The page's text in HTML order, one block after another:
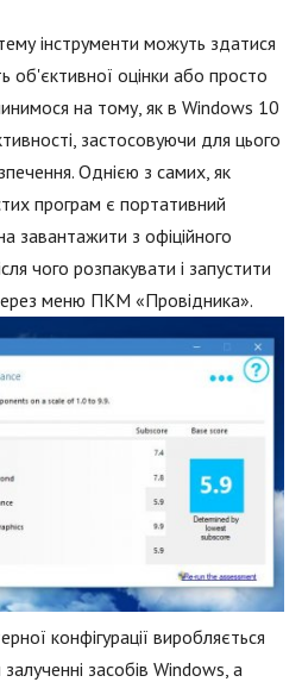
інструменти можуть здатися
оцінки або просто
на тому, як в Windows 10
застосовуючи для цього
Однією з самих, як
програм є портативний
завантажити з офіційного
чого розпакувати і запустити
меню ПКМ «Провідника».
конфігурації виробляється
засобів Windows, а